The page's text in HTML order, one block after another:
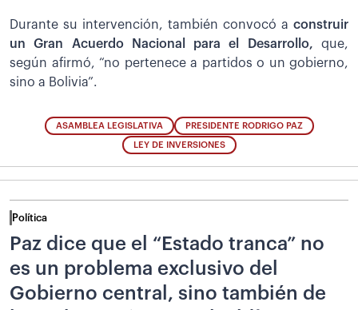
Durante su intervención, también convocó a construir
un Gran Acuerdo Nacional para el Desarrollo, que,
según afirmó, “no pertenece a partidos o un gobierno,
sino a Bolivia”.
ASAMBLEA LEGISLATIVA PRESIDENTE RODRIGO PAZ
LEY DE INVERSIONES
Política
Paz dice que el “Estado tranca” no
es un problema exclusivo del
Gobierno central, sino también de